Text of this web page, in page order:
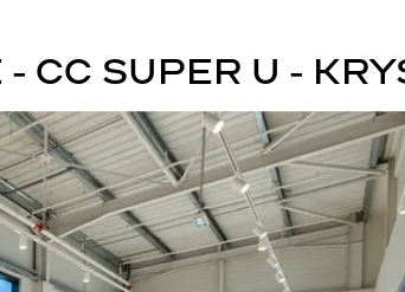
CC SUPER U -